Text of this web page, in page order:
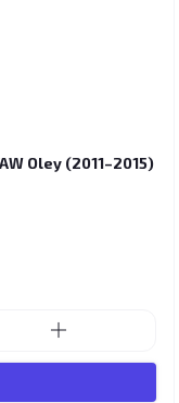
Oley (2011–2015)